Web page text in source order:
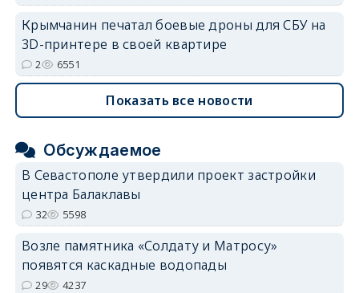
Крымчанин печатал боевые дроны для СБУ на
3D-принтере в своей квартире
2 6551
Показать все новости
Обсуждаемое
В Севастополе утвердили проект застройки
центра Балаклавы
32 5598
Возле памятника «Солдату и Матросу»
появятся каскадные водопады
29 4237